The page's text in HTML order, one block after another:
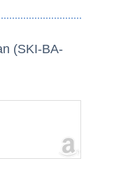
(SKI-BA-